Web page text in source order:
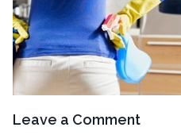
Leave a Comment